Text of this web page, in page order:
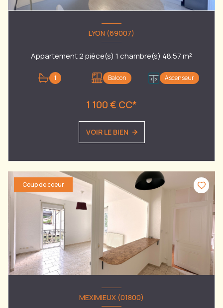
LYON (69007)
Appartement 2 pièce(s) 1 chambre(s) 48.57 m²
1 Balcon Ascenseur
1 100 € CC*
VOIR LE BIEN
Coup de coeur
MEXIMIEUX (01800)